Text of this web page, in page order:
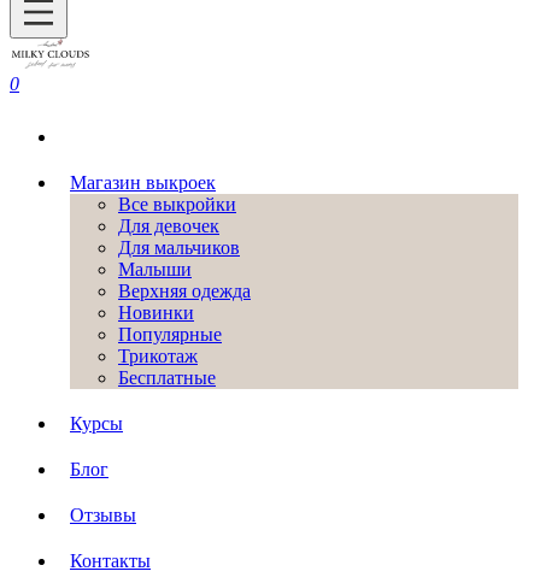
0
Магазин выкроек
Все выкройки
Для девочек
Для мальчиков
Малыши
Верхняя одежда
Новинки
Популярные
Трикотаж
Бесплатные
Курсы
Блог
Отзывы
Контакты